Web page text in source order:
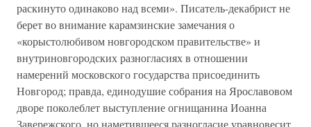
раскинуто одинаково над всеми». Писатель-декабрист не
берет во внимание карамзинские замечания о
«корыстолюбивом новгородском правительстве» и
внутриновгородских разногласиях в отношении
намерений московского государства присоединить
Новгород; правда, единодушие собрания на Ярославовом
дворе поколеблет выступление огнищанина Иоанна
Завережского, но наметившееся разногласие уравновесит